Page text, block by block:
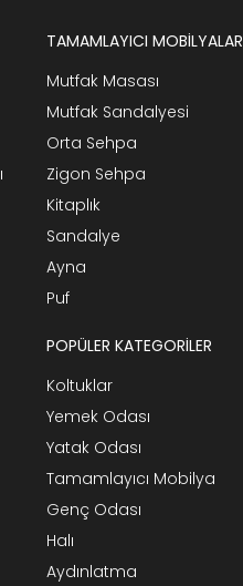
TAMAMLAYICI MOBİLYALAR
Mutfak Masası
Mutfak Sandalyesi
Orta Sehpa
Zigon Sehpa
Kitaplık
Sandalye
Ayna
Puf
POPÜLER KATEGORİLER
Koltuklar
Yemek Odası
Yatak Odası
Tamamlayıcı Mobilya
Genç Odası
Halı
Aydınlatma